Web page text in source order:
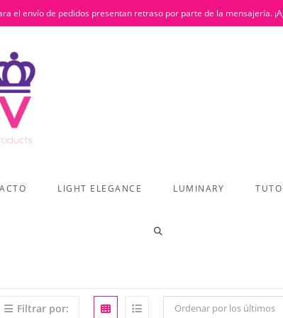
el envío de pedidos presentan retraso por parte de la mensajería.
LIGHT ELEGANCE LUMINARY
ALTERNAR
Filtrar por: Ordenar por los últimos